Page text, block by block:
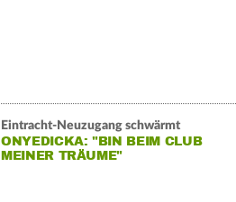
Eintracht-Neuzugang schwärmt
ONYEDICKA: "BIN BEIM CLUB
MEINER TRÄUME"